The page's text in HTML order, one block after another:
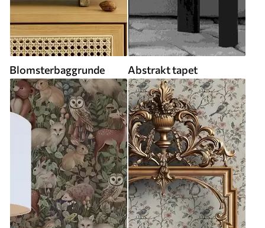
Blomsterbaggrunde Abstrakt tapet